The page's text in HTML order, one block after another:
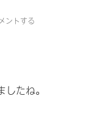
ントする
たね。